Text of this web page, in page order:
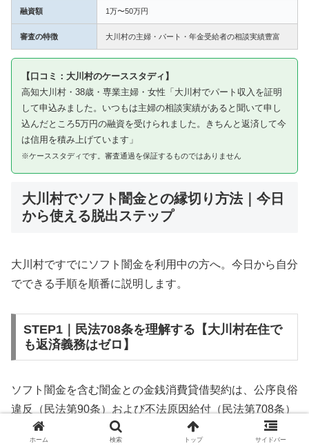
融資額 1万〜50万円
審査の特徴 大川村の主婦・パート・年金受給者の相談実績豊富
【口コミ：大川村のケーススタディ】
高知大川村・38歳・専業主婦・女性「大川村でパート収入を証明
して申込みました。いつもは主婦の相談実績があると聞いて申し
込んだところ5万円の融資を受けられました。きちんと返済して今
は信用を積み上げています」
※ケーススタディです。審査通過を保証するものではありません
大川村でソフト闇金との縁切り方法｜今日
から使える脱出ステップ
大川村ですでにソフト闇金を利用中の方へ。今日から自分
でできる手順を順番に説明します。
STEP1｜民法708条を理解する【大川村在住で
も返済義務はゼロ】
ソフト闇金を含む闇金との金銭消費貸借契約は、公序良俗
違反（民法第90条）および不法原因給付（民法第708条）
に該当するため、法的には無効です。大川村在住であって
ホーム 検索 トップ サイドバー